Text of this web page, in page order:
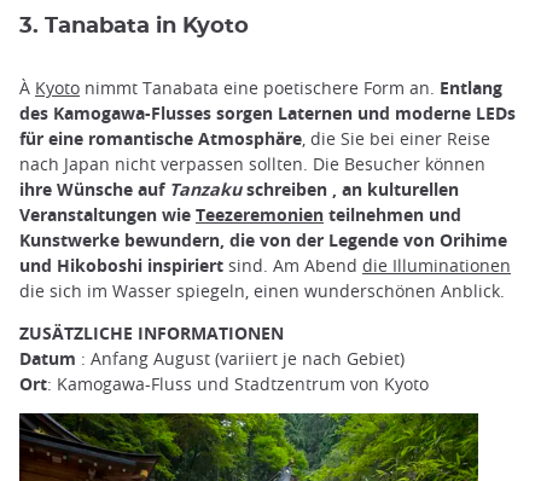
3. Tanabata in Kyoto
À Kyoto nimmt Tanabata eine poetischere Form an. Entlang
des Kamogawa-Flusses sorgen Laternen und moderne LEDs
für eine romantische Atmosphäre, die Sie bei einer Reise
nach Japan nicht verpassen sollten. Die Besucher können
ihre Wünsche auf Tanzakuschreiben , an kulturellen
Veranstaltungen wie Teezeremonien teilnehmen und
Kunstwerke bewundern, die von der Legende von Orihime
und Hikoboshi inspiriert sind. Am Abend die Illuminationen
die sich im Wasser spiegeln, einen wunderschönen Anblick.
ZUSÄTZLICHE INFORMATIONEN
Datum : Anfang August (variiert je nach Gebiet)
Ort: Kamogawa-Fluss und Stadtzentrum von Kyoto